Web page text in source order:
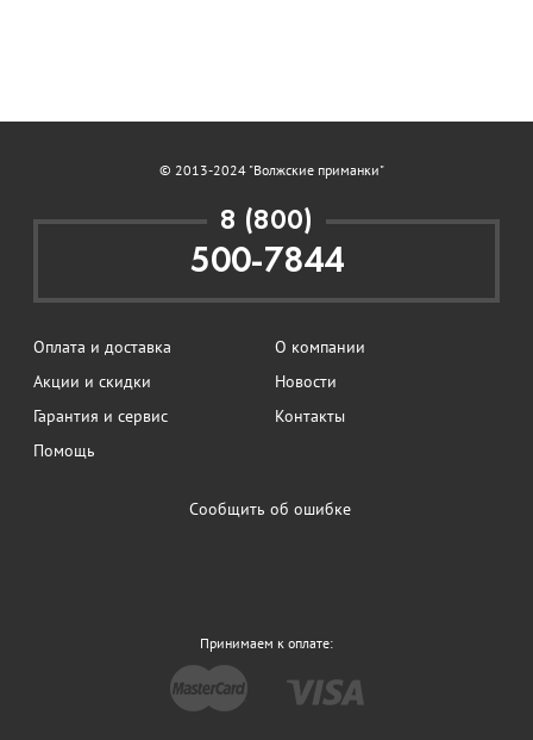
© 2013-2024 "Волжские приманки"
8 (800)
500-7844
Оплата и доставка
О компании
Акции и скидки
Новости
Гарантия и сервис
Контакты
Помощь
Сообщить об ошибке
Принимаем к оплате: